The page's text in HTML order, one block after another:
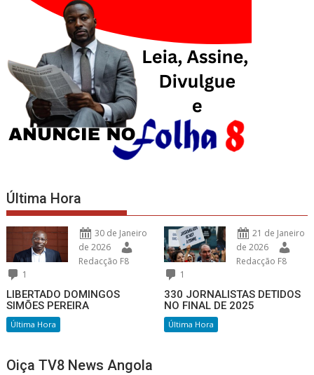
Última Hora
30 de Janeiro
de 2026
Redacção F8
1
LIBERTADO DOMINGOS
SIMÕES PEREIRA
Última Hora
21 de Janeiro
de 2026
Redacção F8
1
330 JORNALISTAS DETIDOS
NO FINAL DE 2025
Última Hora
Oiça TV8 News Angola